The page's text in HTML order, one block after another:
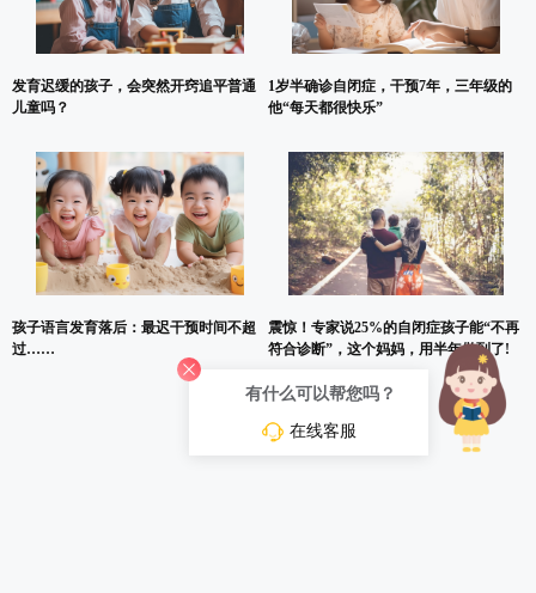
发育迟缓的孩子，会突然开窍追平普通
儿童吗？
1岁半确诊自闭症，干预7年，三年级的
他“每天都很快乐”
孩子语言发育落后：最迟干预时间不超
过……
震惊！专家说25%的自闭症孩子能“不再
符合诊断”，这个妈妈，用半年做到了!
有什么可以帮您吗？
在线客服